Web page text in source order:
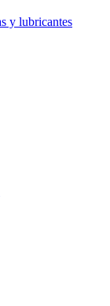
y lubricantes